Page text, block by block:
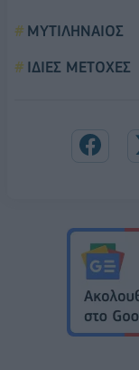
ΜΥΤΙΛΗΝΑΙΟΣ
ΙΔΙΕΣ ΜΕΤΟΧΕΣ